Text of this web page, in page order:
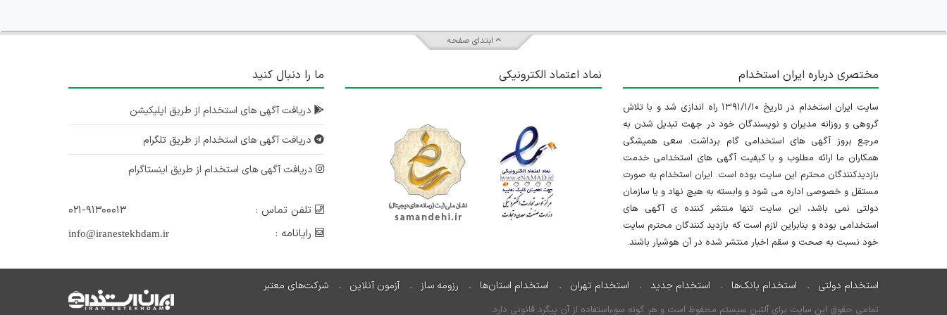
ابتدای صفحه
مختصری درباره ایران استخدام
سایت ایران استخدام در تاریخ ۱۳۹۱/۱/۱۰ راه اندازی شد و با تلاش
گروهی و روزانه مدیران و نویسندگان خود در جهت تبدیل شدن به
مرجع بروز آگهی های استخدامی گام برداشت. سعی همیشگی
همکاران ما ارائه مطلوب و با کیفیت آگهی های استخدامی خدمت
بازدیدکنندگان محترم این سایت بوده است. ایران استخدام به صورت
مستقل و خصوصی اداره می شود و وابسته به هیچ نهاد و یا سازمان
دولتی نمی باشد، این سایت تنها منتشر کننده ی آگهی های
استخدامی بوده و بنابراین لازم است که بازدید کنندگان محترم سایت
خود نسبت به صحت و سقم اخبار منتشر شده در آن هوشیار باشند.
نماد اعتماد الکترونیکی ما را دنبال کنید
دریافت آگهی های استخدام از طریق اپلیکیشن
دریافت آگهی های استخدام از طریق تلگرام
دریافت آگهی های استخدام از طریق اینستاگرام
تلفن تماس :
۰۲۱-۹۱۳۰۰۰۱۳
رایانامه :
info@iranestekhdam.ir
استخدام دولتی استخدام بانک‌ها استخدام جدید استخدام تهران استخدام استان‌ها رزومه ساز آزمون آنلاین شرکت‌های معتبر
تمامی حقوق این سایت برای آلتین سیستم محفوظ است و هر گونه سوءاستفاده از آن پیگرد قانونی دارد.